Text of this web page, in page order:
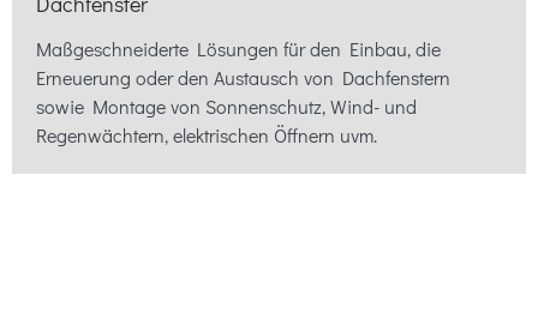
Maßgeschneiderte Lösungen für den Einbau, die
Erneuerung oder den Austausch von Dachfenstern
sowie Montage von Sonnenschutz, Wind- und
Regenwächtern, elektrischen Öffnern uvm.